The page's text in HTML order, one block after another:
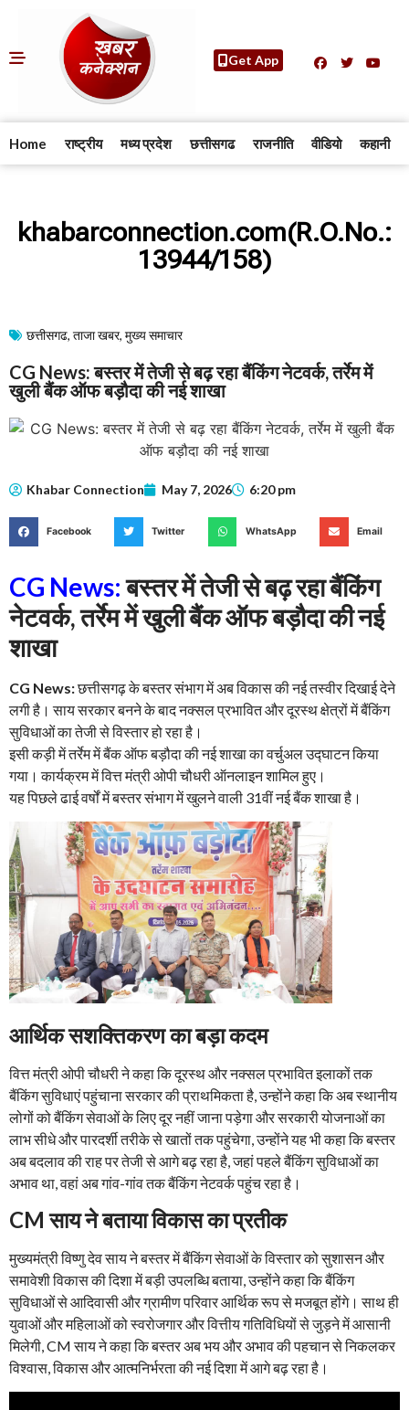
Get App
Home राष्ट्रीय मध्य प्रदेश छत्तीसगढ राजनीति वीडियो कहानी
khabarconnection.com(R.O.No.:
13944/158)
छत्तीसगढ, ताजा खबर, मुख्य समाचार​
CG News: बस्तर में तेजी से बढ़ रहा बैंकिंग नेटवर्क, तर्रेम में
खुली बैंक ऑफ बड़ौदा की नई शाखा
Khabar Connection May 7, 2026 6:20 pm
Facebook Twitter WhatsApp Email
CG News:बस्तर में तेजी से बढ़ रहा बैंकिंग
नेटवर्क, तर्रेम में खुली बैंक ऑफ बड़ौदा की नई
शाखा
CG News:छत्तीसगढ़ के बस्तर संभाग में अब विकास की नई तस्वीर दिखाई देने
लगी है। साय सरकार बनने के बाद नक्सल प्रभावित और दूरस्थ क्षेत्रों में बैंकिंग
सुविधाओं का तेजी से विस्तार हो रहा है।
इसी कड़ी में तर्रेम में बैंक ऑफ बड़ौदा की नई शाखा का वर्चुअल उद्घाटन किया
गया। कार्यक्रम में वित्त मंत्री ओपी चौधरी ऑनलाइन शामिल हुए।
यह पिछले ढाई वर्षों में बस्तर संभाग में खुलने वाली 31वीं नई बैंक शाखा है।
आर्थिक सशक्तिकरण का बड़ा कदम
वित्त मंत्री ओपी चौधरी ने कहा कि दूरस्थ और नक्सल प्रभावित इलाकों तक
बैंकिंग सुविधाएं पहुंचाना सरकार की प्राथमिकता है, उन्होंने कहा कि अब स्थानीय
लोगों को बैंकिंग सेवाओं के लिए दूर नहीं जाना पड़ेगा और सरकारी योजनाओं का
लाभ सीधे और पारदर्शी तरीके से खातों तक पहुंचेगा, उन्होंने यह भी कहा कि बस्तर
अब बदलाव की राह पर तेजी से आगे बढ़ रहा है, जहां पहले बैंकिंग सुविधाओं का
अभाव था, वहां अब गांव-गांव तक बैंकिंग नेटवर्क पहुंच रहा है।
CM साय ने बताया विकास का प्रतीक
मुख्यमंत्री विष्णु देव साय ने बस्तर में बैंकिंग सेवाओं के विस्तार को सुशासन और
समावेशी विकास की दिशा में बड़ी उपलब्धि बताया, उन्होंने कहा कि बैंकिंग
सुविधाओं से आदिवासी और ग्रामीण परिवार आर्थिक रूप से मजबूत होंगे। साथ ही
युवाओं और महिलाओं को स्वरोजगार और वित्तीय गतिविधियों से जुड़ने में आसानी
मिलेगी, CM साय ने कहा कि बस्तर अब भय और अभाव की पहचान से निकलकर
विश्वास, विकास और आत्मनिर्भरता की नई दिशा में आगे बढ़ रहा है।